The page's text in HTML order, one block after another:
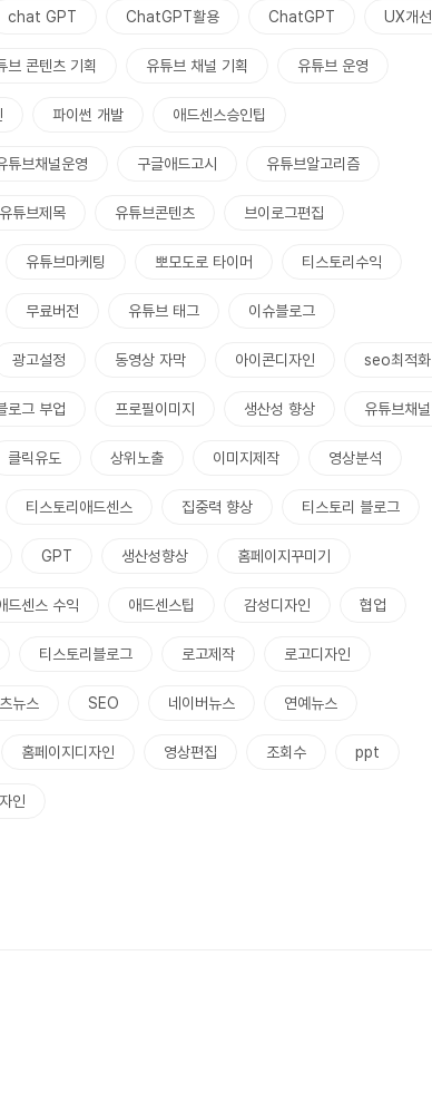
chat GPT ChatGPT활용 ChatGPT UX개선
브 콘텐츠 기획 유튜브 채널 기획 유튜브 운영
파이썬 개발 애드센스승인팁
튜브채널운영 구글애드고시 유튜브알고리즘
유튜브제목 유튜브콘텐츠 브이로그편집
유튜브마케팅 뽀모도로 타이머 티스토리수익
무료버전 유튜브 태그 이슈블로그
광고설정 동영상 자막 아이콘디자인 seo최적화
로그 부업 프로필이미지 생산성 향상 유튜브채널
클릭유도 상위노출 이미지제작 영상분석
티스토리애드센스 집중력 향상 티스토리 블로그
GPT 생산성향상 홈페이지꾸미기
드센스 수익 애드센스팁 감성디자인 협업
티스토리블로그 로고제작 로고디자인
뉴스 SEO 네이버뉴스 연예뉴스
홈페이지디자인 영상편집 조회수 ppt
인